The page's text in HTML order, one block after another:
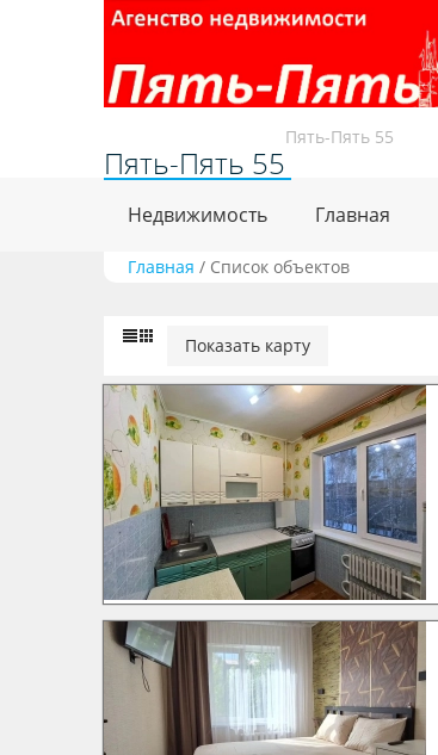
Пять-Пять 55
Пять-Пять 55
Недвижимость Главная
Главная / Список объектов
Показать карту